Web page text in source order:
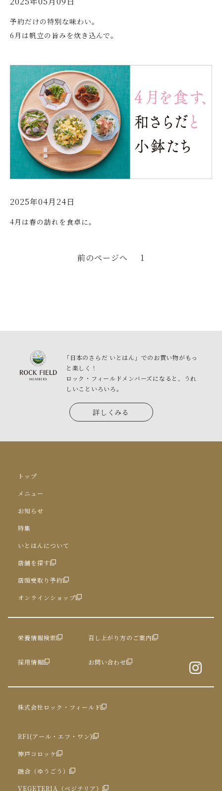
予約だけの特別な味わい。
6月は帆立の旨みを炊き込んで。
2025年04月24日
4月は春の訪れを食卓に。
前のページへ 1
「日本のさらだ いとはん」でのお買い物がもっ
と楽しく！
ロック・フィールドメンバーズになると、うれ
しいこといろいろ。
詳しくみる
トップ
メニュー
お知らせ
特集
いとはんについて
店舗を探す
店頭受取り予約
オンラインショップ
栄養情報検索 召し上がり方のご案内
採用情報 お問い合わせ
株式会社ロック・フィールド
RF1(アール・エフ・ワン)
神戸コロッケ
融合（ゆうごう）
VEGETERIA（ベジテリア）